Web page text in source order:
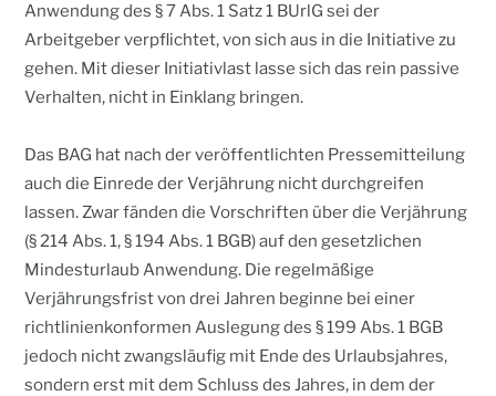
Anwendung des § 7 Abs. 1 Satz 1 BUrlG sei der
Arbeitgeber verpflichtet, von sich aus in die Initiative zu
gehen. Mit dieser Initiativlast lasse sich das rein passive
Verhalten, nicht in Einklang bringen.
Das BAG hat nach der veröffentlichten Pressemitteilung
auch die Einrede der Verjährung nicht durchgreifen
lassen. Zwar fänden die Vorschriften über die Verjährung
(§ 214 Abs. 1, § 194 Abs. 1 BGB) auf den gesetzlichen
Mindesturlaub Anwendung. Die regelmäßige
Verjährungsfrist von drei Jahren beginne bei einer
richtlinienkonformen Auslegung des § 199 Abs. 1 BGB
jedoch nicht zwangsläufig mit Ende des Urlaubsjahres,
sondern erst mit dem Schluss des Jahres, in dem der